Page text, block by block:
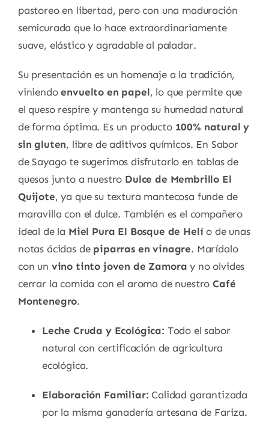
pastoreo en libertad, pero con una maduración
semicurada que lo hace extraordinariamente
suave, elástico y agradable al paladar.
Su presentación es un homenaje a la tradición,
viniendoenvuelto en papel, lo que permite que
el queso respire y mantenga su humedad natural
de forma óptima. Es un producto 100% natural y
sin gluten, libre de aditivos químicos. En Sabor
de Sayago te sugerimos disfrutarlo en tablas de
quesos junto a nuestro Dulce de Membrillo El
Quijote, ya que su textura mantecosa funde de
maravilla con el dulce. También es el compañero
ideal de la Miel Pura El Bosque de Helío de unas
notas ácidas de piparras en vinagre. Marídalo
con un vino tinto joven de Zamora y no olvides
cerrar la comida con el aroma de nuestroCafé
Montenegro.
Leche Cruda y Ecológica: Todo el sabor
natural con certificación de agricultura
ecológica.
Elaboración Familiar: Calidad garantizada
por la misma ganadería artesana de Fariza.